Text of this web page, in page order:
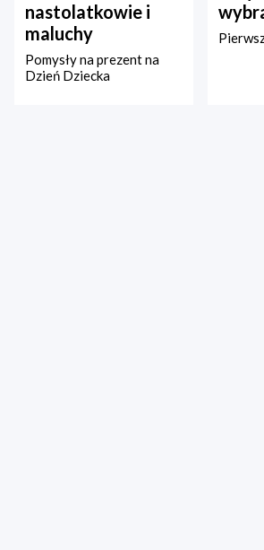
nastolatkowie i
maluchy
Pomysły na prezent na
Dzień Dziecka